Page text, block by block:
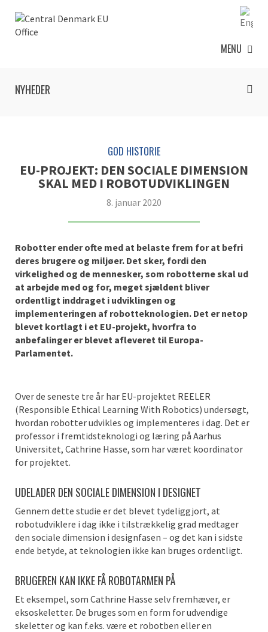
MENU
NYHEDER
GOD HISTORIE
EU-PROJEKT: DEN SOCIALE DIMENSION
SKAL MED I ROBOTUDVIKLINGEN
8. januar 2020
Robotter ender ofte med at belaste frem for at befri
deres brugere og miljøer. Det sker, fordi den
virkelighed og de mennesker, som robotterne skal ud
at arbejde med og for, meget sjældent bliver
ordentligt inddraget i udviklingen og
implementeringen af robotteknologien. Det er netop
blevet kortlagt i et EU-projekt, hvorfra to
anbefalinger er blevet afleveret til Europa-
Parlamentet.
Over de seneste tre år har EU-projektet REELER
(Responsible Ethical Learning With Robotics) undersøgt,
hvordan robotter udvikles og implementeres i dag. Det er
professor i fremtidsteknologi og læring på Aarhus
Universitet, Cathrine Hasse, som har været koordinator
for projektet.
UDELADER DEN SOCIALE DIMENSION I DESIGNET
Gennem dette studie er det blevet tydeliggjort, at
robotudviklere i dag ikke i tilstrækkelig grad medtager
den sociale dimension i designfasen – og det kan i sidste
ende betyde, at teknologien ikke kan bruges ordentligt.
BRUGEREN KAN IKKE FÅ ROBOTARMEN PÅ
Et eksempel, som Cathrine Hasse selv fremhæver, er
eksoskeletter. De bruges som en form for udvendige
skeletter og kan f.eks. være et robotben eller en